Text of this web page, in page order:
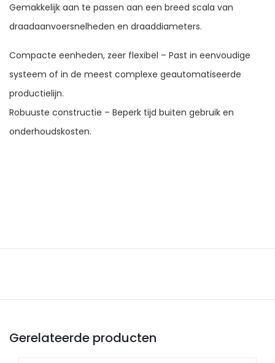
Gemakkelijk aan te passen aan een breed scala van
draadaanvoersnelheden en draaddiameters.
Compacte eenheden, zeer flexibel – Past in eenvoudige
systeem of in de meest complexe geautomatiseerde
productielijn.
Robuuste constructie – Beperk tijd buiten gebruik en
onderhoudskosten.
Gerelateerde producten